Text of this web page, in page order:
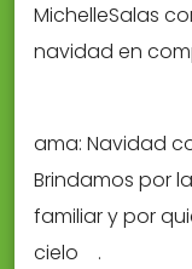
MichelleSalas
navidad en
ama: Navidad
Brindamos por
familiar y por
cielo
.